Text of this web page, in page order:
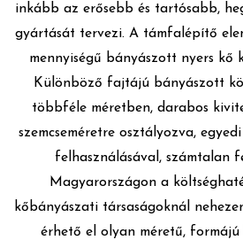
inkább az erősebb és tartósabb,
gyártását tervezi. A támfalépítő
mennyiségű bányászott nyers kő
Különböző fajtájú bányászott
többféle méretben, darabos
szemcseméretre osztályozva,
felhasználásával, számtalan
Magyarországon a
kőbányászati társaságoknál
érhető el olyan méretű,